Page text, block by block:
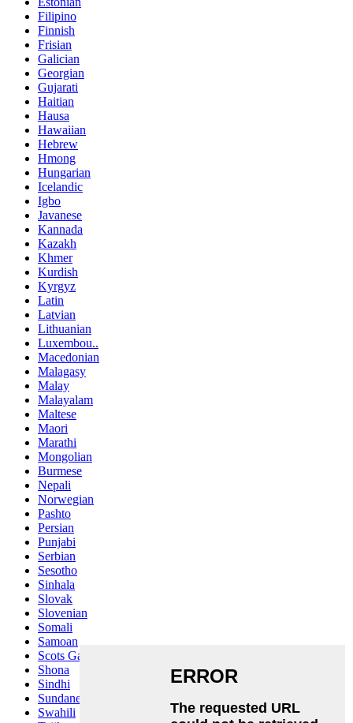
Filipino
Finnish
Frisian
Galician
Georgian
Gujarati
Haitian
Hausa
Hawaiian
Hebrew
Hmong
Hungarian
Icelandic
Igbo
Javanese
Kannada
Kazakh
Khmer
Kurdish
Kyrgyz
Latin
Latvian
Lithuanian
Luxembou..
Macedonian
Malagasy
Malay
Malayalam
Maltese
Maori
Marathi
Mongolian
Burmese
Nepali
Norwegian
Pashto
Persian
Punjabi
Serbian
Sesotho
Sinhala
Slovak
Slovenian
Somali
Samoan
Scots Gaelic
Shona
Sindhi
Sundanese
Swahili